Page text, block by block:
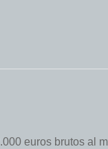
euros brutos al